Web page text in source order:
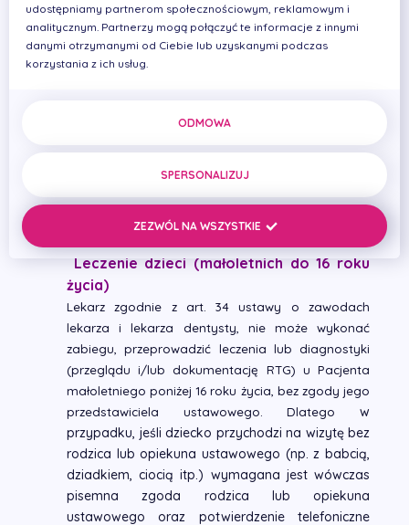
umówionymi Pacjentami (przy
wygospodarowaniu rezerwy czasowej, co czasami
wiąże się z oczekiwaniem w poczekalni). Prosimy o
przyjęcia przez lekarza, dzięki temu nie będą
się sytuacja, że nie będzie możliwości przyjęcia
Pacjenta w danym dniu. Wówczas wyznaczamy
termin w dniu kolejnym.
Leczenie dzieci (małoletnich do 16 roku
życia)
Lekarz zgodnie z art. 34 ustawy o zawodach
lekarza i lekarza dentysty, nie może wykonać
zabiegu, przeprowadzić leczenia lub diagnostyki
(przeglądu i/lub dokumentację RTG) u Pacjenta
małoletniego poniżej 16 roku życia, bez zgody jego
przedstawiciela ustawowego. Dlatego w
przypadku, jeśli dziecko przychodzi na wizytę bez
rodzica lub opiekuna ustawowego (np.z babcią,
dziadkiem, ciocią itp.) wymagana jest wówczas
pisemna zgoda rodzica lub opiekuna
ustawowego oraz potwierdzenie telefoniczne
udostępniamy partnerom społecznościowym, reklamowym i
analitycznym. Partnerzy mogą połączyć te informacje z innymi
danymi otrzymanymi od Ciebie lub uzyskanymi podczas
korzystania z ich usług.
ODMOWA
SPERSONALIZUJ
ZEZWÓL NA WSZYSTKIE